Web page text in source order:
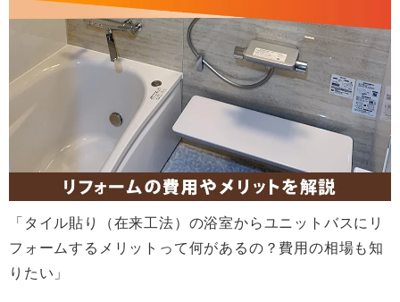
「タイル貼り（在来工法）の浴室からユニットバスにリ
フォームするメリットって何があるの？費用の相場も知
りたい」